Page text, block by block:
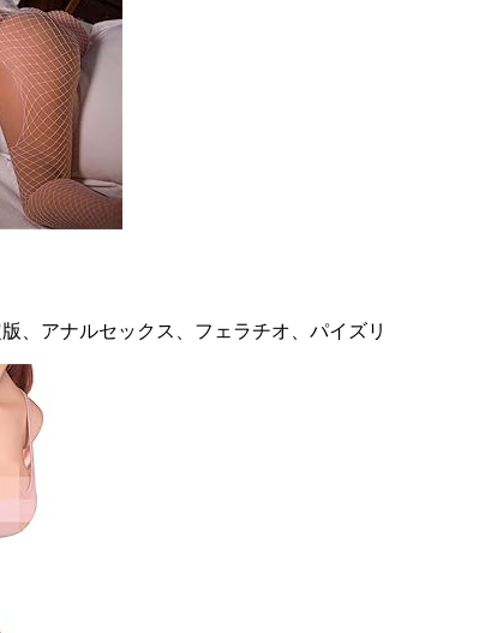
、アナルセックス、フェラチオ、パイズリ